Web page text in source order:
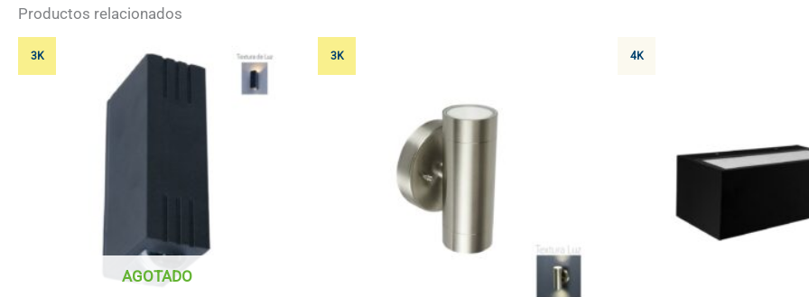
Productos relacionados
3K
AGOTADO
3K 4K